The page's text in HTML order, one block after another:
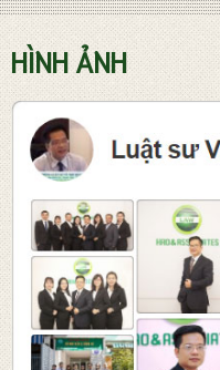
HÌNH ẢNH